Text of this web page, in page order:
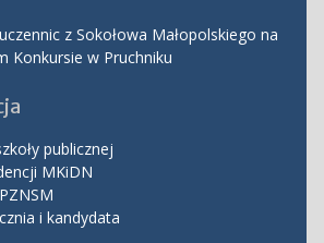
z Sokołowa Małopolskiego na
Konkursie w Pruchniku
publicznej
MKiDN
i kandydata